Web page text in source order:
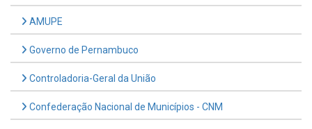
AMUPE
Governo de Pernambuco
Controladoria-Geral da União
Confederação Nacional de Municípios - CNM